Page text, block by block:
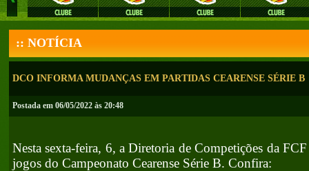
:: NOTÍCIA
DCO INFORMA MUDANÇAS EM PARTIDAS CEARENSE SÉRIE B
Postada em 06/05/2022 às 20:48
Nesta sexta-feira, 6, a Diretoria de Competições da
jogos do Campeonato Cearense Série B. Confira: